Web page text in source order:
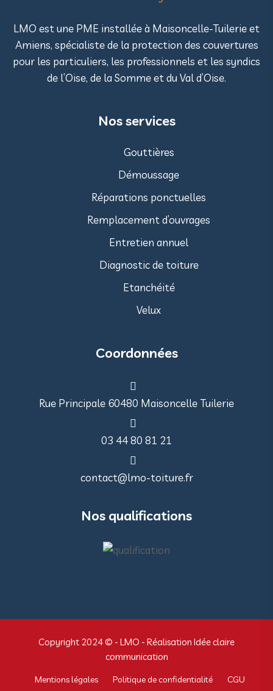
LMO est une PME installée à Maisoncelle-Tuilerie et
Amiens, spécialiste de la protection des couvertures
pour les particuliers, les professionnels et les syndics
de l’Oise, de la Somme et du Val d’Oise.
Nos services
Gouttières
Démoussage
Réparations ponctuelles
Remplacement d’ouvrages
Entretien annuel
Diagnostic de toiture
Etanchéité
Velux
Coordonnées
Rue Principale 60480 Maisoncelle Tuilerie
03 44 80 81 21
contact@lmo-toiture.fr
Nos qualifications
Copyright 2024 © - LMO - Réalisation Idée claire
communication
Mentions légales Politique de confidentialité CGU